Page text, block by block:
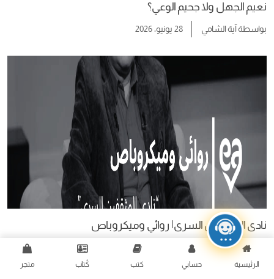
نعيم الجهل ولا جحيم الوعي؟
بواسطةآية الشامي 28 يونيو، 2026
نادى المثقفين السرى| روائي وميكروباص
بواسطةسامح الجباس
الرئيسية حسابي كتب كُتاب متجر